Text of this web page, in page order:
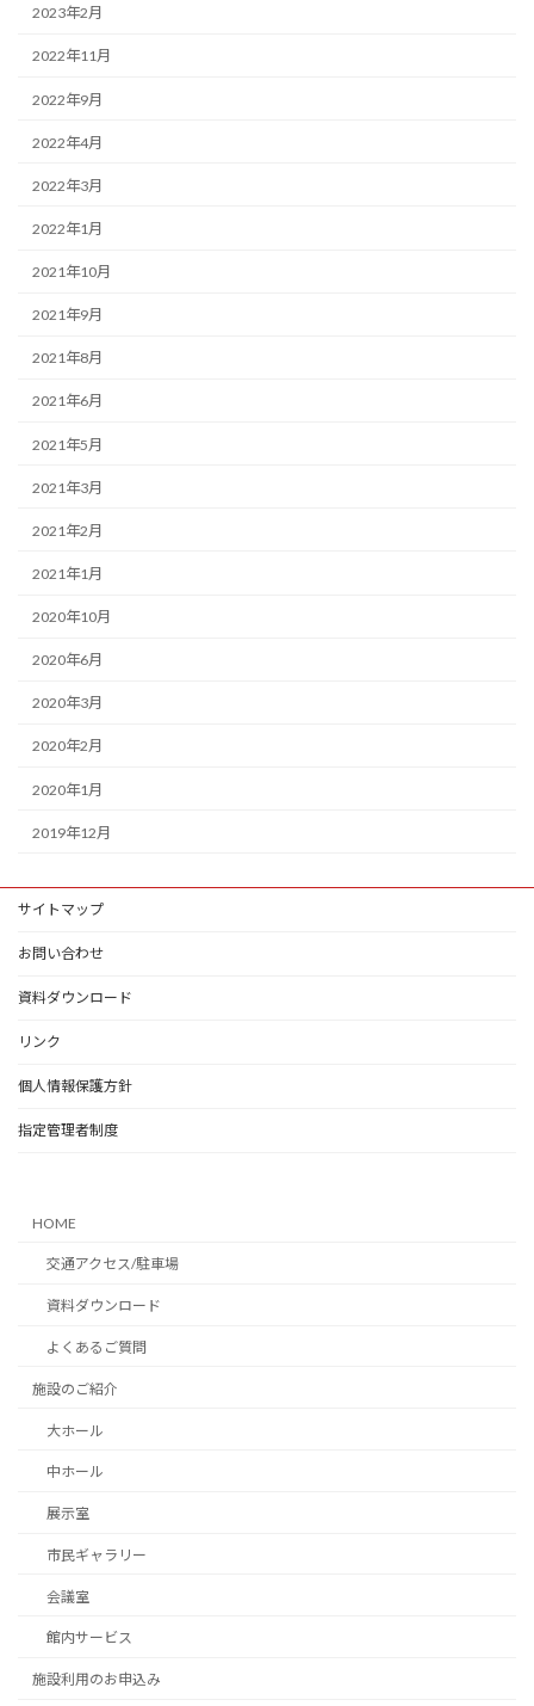
2023年2月
2022年11月
2022年9月
2022年4月
2022年3月
2022年1月
2021年10月
2021年9月
2021年8月
2021年6月
2021年5月
2021年3月
2021年2月
2021年1月
2020年10月
2020年6月
2020年3月
2020年2月
2020年1月
2019年12月
サイトマップ
お問い合わせ
資料ダウンロード
リンク
個人情報保護方針
指定管理者制度
HOME
交通アクセス/駐車場
資料ダウンロード
よくあるご質問
施設のご紹介
大ホール
中ホール
展示室
市民ギャラリー
会議室
館内サービス
施設利用のお申込み